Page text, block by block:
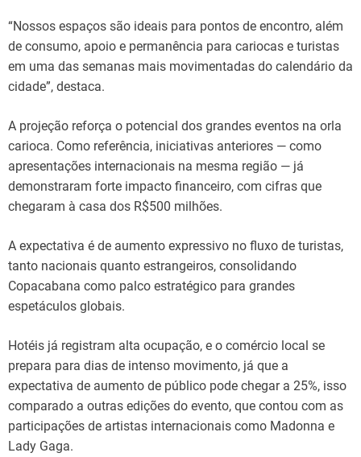
“Nossos espaços são ideais para pontos de encontro, além
de consumo, apoio e permanência para cariocas e turistas
em uma das semanas mais movimentadas do calendário da
cidade”, destaca.
A projeção reforça o potencial dos grandes eventos na orla
carioca. Como referência, iniciativas anteriores — como
apresentações internacionais na mesma região — já
demonstraram forte impacto financeiro, com cifras que
chegaram à casa dos R$500 milhões.
A expectativa é de aumento expressivo no fluxo de turistas,
tanto nacionais quanto estrangeiros, consolidando
Copacabana como palco estratégico para grandes
espetáculos globais.
Hotéis já registram alta ocupação, e o comércio local se
prepara para dias de intenso movimento, já que a
expectativa de aumento de público pode chegar a 25%, isso
comparado a outras edições do evento, que contou com as
participações de artistas internacionais como Madonna e
Lady Gaga.